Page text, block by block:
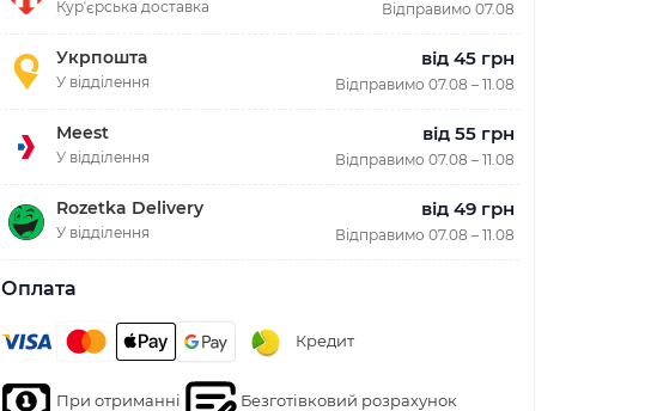
Курʼєрська доставка Відправимо 07.08
Укрпошта
У відділення
від 45 грн
Відправимо 07.08 – 11.08
Meest
У відділення
від 55 грн
Відправимо 07.08 – 11.08
Rozetka Delivery
У відділення
від 49 грн
Відправимо 07.08 – 11.08
Оплата
Кредит
При отриманні Безготівковий розрахунок